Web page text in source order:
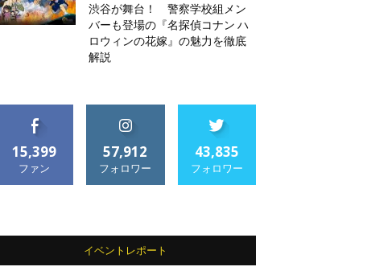
渋谷が舞台！ 警察学校組メン
バーも登場の『名探偵コナン ハ
ロウィンの花嫁』の魅力を徹底
解説
15,399
ファン
57,912
フォロワー
43,835
フォロワー
イベントレポート